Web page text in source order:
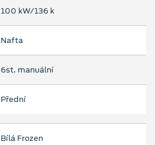
100 kW/136 k
Nafta
6st. manuální
Přední
Bílá Frozen